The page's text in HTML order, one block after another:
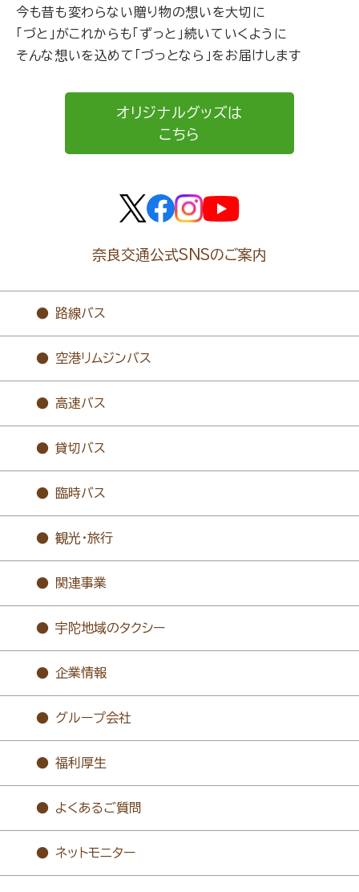
今も昔も変わらない贈り物の想いを大切に
「づと」がこれからも「ずっと」続いていくように
そんな想いを込めて「づっとなら」をお届けします
オリジナルグッズは
こちら
奈良交通公式SNSのご案内
路線バス
空港リムジンバス
高速バス
貸切バス
臨時バス
観光・旅行
関連事業
宇陀地域のタクシー
企業情報
グループ会社
福利厚生
よくあるご質問
ネットモニター